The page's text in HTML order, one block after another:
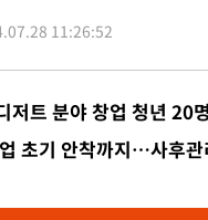
11:26:52
저트 분야 창업 청년 20
초기 안착까지…사후관